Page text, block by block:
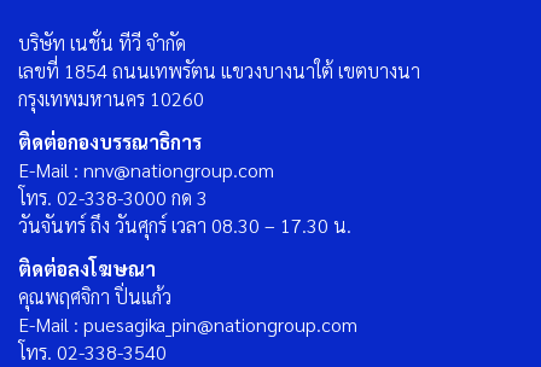
บริษัท เนชั่น ทีวี จำกัด
เลขที่ 1854 ถนนเทพรัตน แขวงบางนาใต้ เขตบางนา
กรุงเทพมหานคร 10260
ติดต่อกองบรรณาธิการ
E-Mail : nnv@nationgroup.com
โทร. 02-338-3000 กด 3
วันจันทร์ ถึง วันศุกร์ เวลา 08.30 – 17.30 น.
ติดต่อลงโฆษณา
คุณพฤศจิกา ปิ่นแก้ว
E-Mail : puesagika_pin@nationgroup.com
โทร. 02-338-3540